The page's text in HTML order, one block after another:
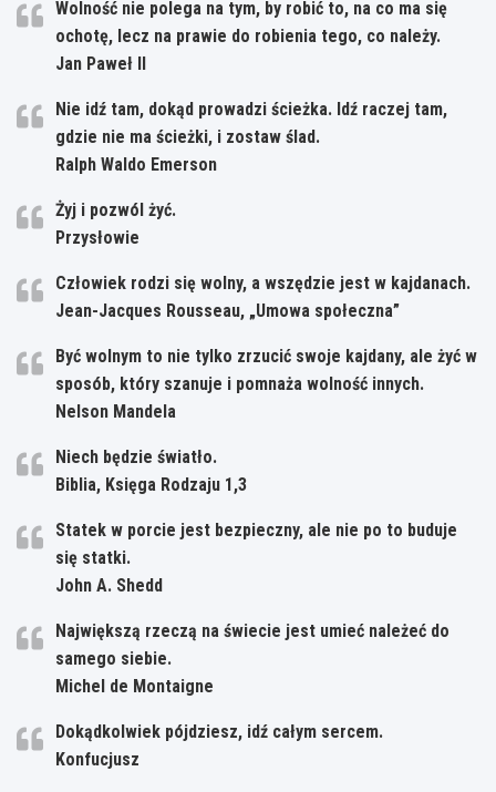
Wolność nie polega na tym, by robić to, na co ma się
ochotę, lecz na prawie do robienia tego, co należy.
Jan Paweł II
Nie idź tam, dokąd prowadzi ścieżka. Idź raczej tam,
gdzie nie ma ścieżki, i zostaw ślad.
Ralph Waldo Emerson
Żyj i pozwól żyć.
Przysłowie
Człowiek rodzi się wolny, a wszędzie jest w kajdanach.
Jean-Jacques Rousseau, „Umowa społeczna”
Być wolnym to nie tylko zrzucić swoje kajdany, ale żyć w
sposób, który szanuje i pomnaża wolność innych.
Nelson Mandela
Niech będzie światło.
Biblia, Księga Rodzaju 1,3
Statek w porcie jest bezpieczny, ale nie po to buduje
się statki.
John A. Shedd
Największą rzeczą na świecie jest umieć należeć do
samego siebie.
Michel de Montaigne
Dokądkolwiek pójdziesz, idź całym sercem.
Konfucjusz